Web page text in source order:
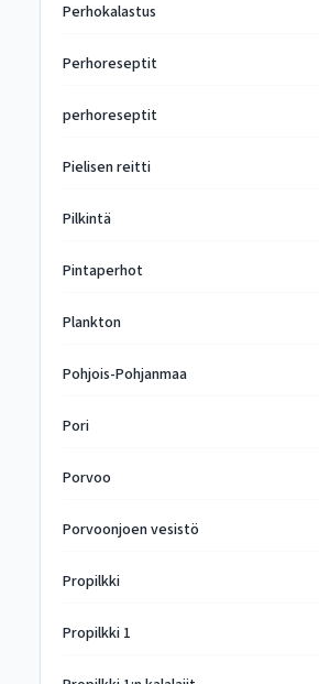
Perhokalastus
Perhoreseptit
perhoreseptit
Pielisen reitti
Pilkintä
Pintaperhot
Plankton
Pohjois-Pohjanmaa
Pori
Porvoo
Porvoonjoen vesistö
Propilkki
Propilkki 1